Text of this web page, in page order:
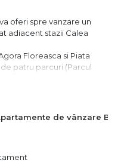
de vânzare
oferi spre vanzare un
adiacent stazii Calea
Floreasca si Piata
patru parcuri (Parcul
de cele mai
si zona beneficiaza de
si a fost